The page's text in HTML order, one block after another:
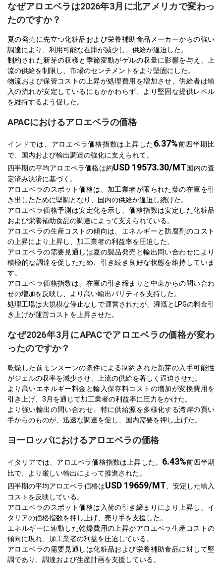
なぜアロエベラは2026年3月に北アメリカで変わっ
たのですか？
夏の発売に先立つ化粧品および栄養補助食品メーカーからの強い
調達により、利用可能な在庫が減少し、供給が逼迫した。
制約された新芽の収穫と季節変動がゲルの収量に影響を与え、上
流の供給を制限し、市場のセンチメントをより堅固にした。
物流および保管コストの上昇が処理費用を増加させ、供給者は輸
入の流れが安定しているにもかかわらず、より堅固な提供レベル
を維持するよう促した。
APACにおけるアロエベラの価格
インドでは、アロエベラ価格指数は上昇した6.37%前四半期比
で、国内および輸出調達の強化に支えられて。
四半期の平均アロエベラ価格は約USD 19573.30/MT国内の査
定済み決済に基づく。
アロエベラのスポット価格は、加工業者が限られた葉の在庫を引
き出したために堅調となり、国内の供給が逼迫し続けた。
アロエベラ価格予測は安定化を示し、価格指数は安定した化粧品
および栄養補助食品の調達によって支えられている。
アロエベラの生産コストの傾向は、エネルギーと防腐剤のコスト
の上昇により上昇し、加工業者の利益率を圧迫した。
アロエベラの需要見通しは夏の製品発売と輸出問い合わせにより
積極的な調達を促したため、引き続き良好な状態を維持していま
す。
アロエベラ価格指数は、在庫の引き締まりと中東からの問い合わ
せの増加を反映し、より高い輸出パリティを支持した。
処理工場は大規模な停止なしで運営されたが、灌漑とLPGの料金引
き上げが運営コストを上昇させた。
なぜ2026年3月にAPACでアロエベラの価格が変わ
ったのですか？
乾燥した前モンスーンの条件による制約された新芽の入手可能性
がジェルの収率を減少させ、上流の供給を著しく逼迫させた。
より高いエネルギー料金と輸入保存料コストの増加が変換費用を
引き上げ、3月を通じて加工業者の利益率に圧力をかけた。
より強い輸出の問い合わせ、特に供給源を多様化する湾岸の買い
手からのものが、迅速な調達を促し、国内需要を押し上げた。
ヨーロッパにおけるアロエベラの価格
イタリアでは、アロエベラ価格指数は上昇した。 6.43%前四半期
比で、より厳しい輸出によって推進された。
四半期の平均アロエベラ価格はUSD 19659/MT 、安定した輸入
コストを反映している。
アロエベラのスポット価格は入荷の引き締まりにより上昇し、イ
タリアの価格指数を押し上げ、売り手を支援した。
エネルギーに連動した乾燥費用の上昇がアロエベラ生産コストの
傾向に現れ、加工業者の利益を圧迫している。
アロエベラの需要見通しは化粧品および栄養補助食品に対して堅
調であり、調達および生産計画を支援している。